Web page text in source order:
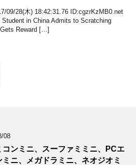
09/28(木) 18:42:31.76 ID:cgzrKzMB0.net
Student in China Admits to Scratching
Reward […]
08
コンミニ、スーファミミニ、PCエ
ミニ、メガドラミニ、ネオジオミ